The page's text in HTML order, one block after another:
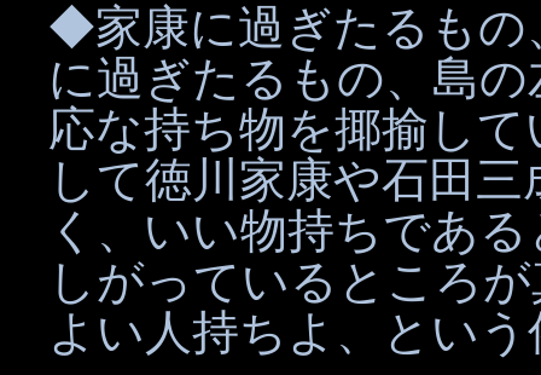
◆家康に過ぎたるもの
に過ぎたるもの、島
応な持ち物を揶揄し
して徳川家康や石田
く、いい物持ちであ
しがっているところ
よい人持ちよ、とい